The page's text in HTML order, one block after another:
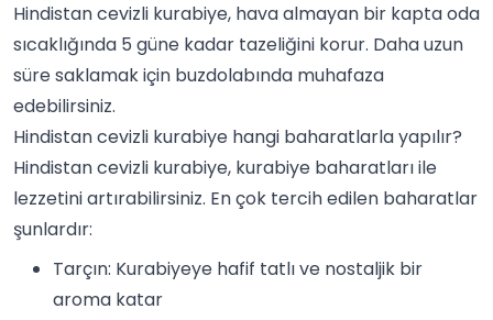
Hindistan cevizli kurabiye, hava almayan bir kapta oda
sıcaklığında 5 güne kadar tazeliğini korur. Daha uzun
süre saklamak için buzdolabında muhafaza
edebilirsiniz.
Hindistan cevizli kurabiye hangi baharatlarla yapılır?
Hindistan cevizli kurabiye, kurabiye baharatları ile
lezzetini artırabilirsiniz. En çok tercih edilen baharatlar
şunlardır:
Tarçın: Kurabiyeye hafif tatlı ve nostaljik bir
aroma katar